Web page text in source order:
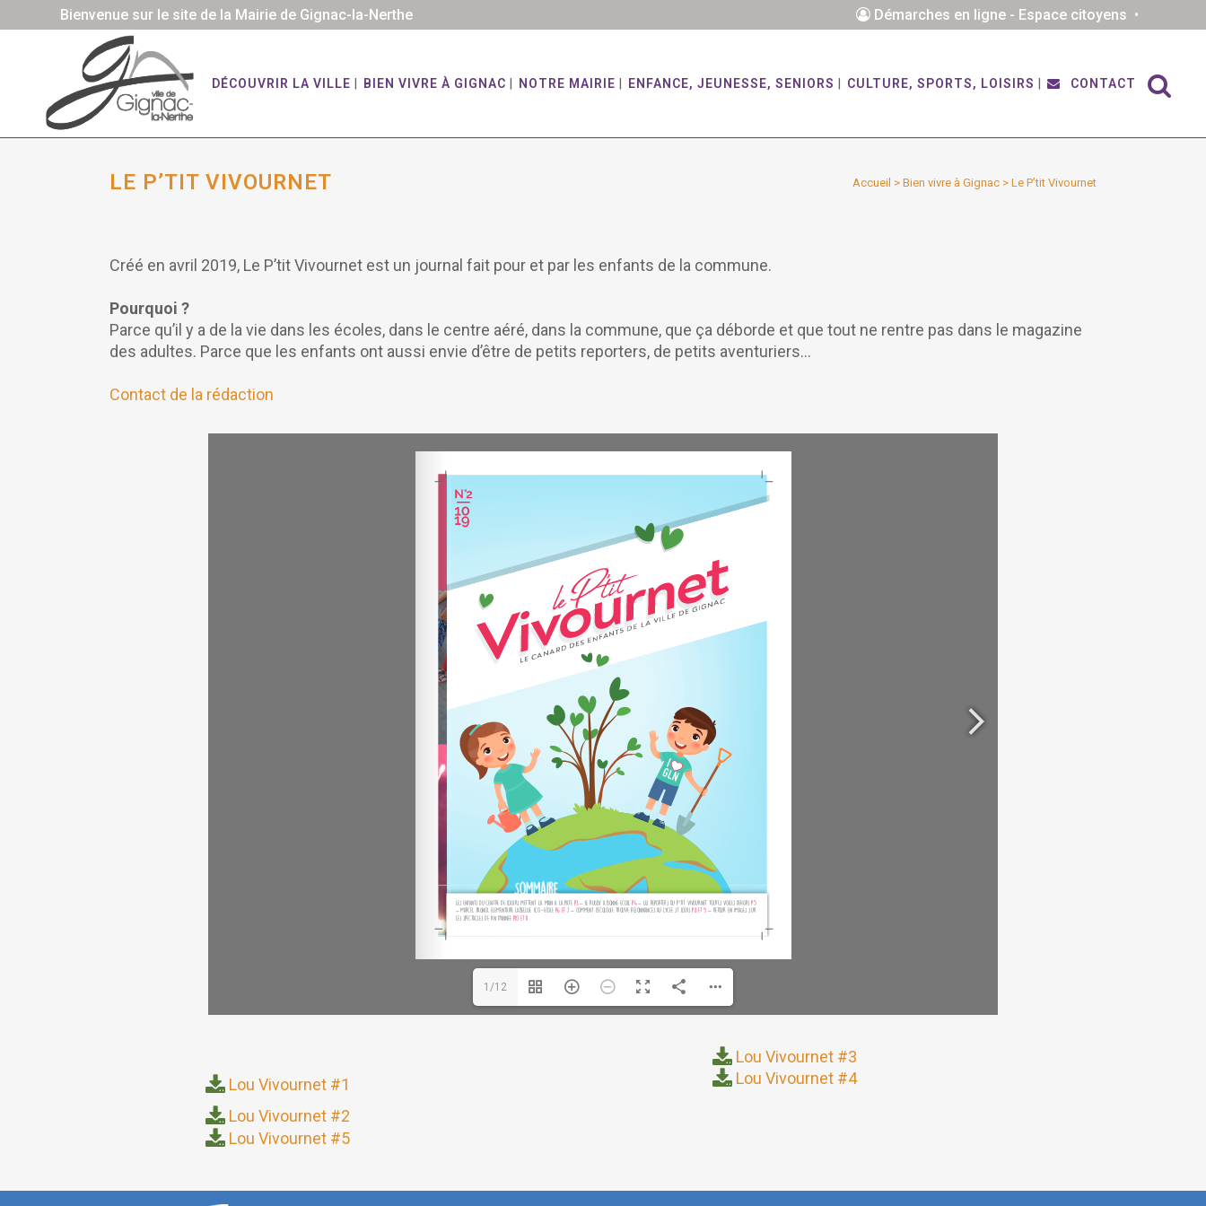
Bienvenue sur le site de la Mairie de Gignac-la-Nerthe Démarches en ligne - Espace citoyens •
DÉCOUVRIR LA VILLE BIEN VIVRE À GIGNAC NOTRE MAIRIE ENFANCE, JEUNESSE, SENIORS CULTURE, SPORTS, LOISIRS CONTACT
LE P’TIT VIVOURNET Accueil > Bien vivre à Gignac > Le P’tit Vivournet
Créé en avril 2019, Le P’tit Vivournet est un journal fait pour et par les enfants de la commune.
Pourquoi ?
Parce qu’il y a de la vie dans les écoles, dans le centre aéré, dans la commune, que ça déborde et que tout ne rentre pas dans le magazine
des adultes. Parce que les enfants ont aussi envie d’être de petits reporters, de petits aventuriers…
Contact de la rédaction
1/12
Lou Vivournet #1
Lou Vivournet #2
Lou Vivournet #5
Lou Vivournet #3
Lou Vivournet #4